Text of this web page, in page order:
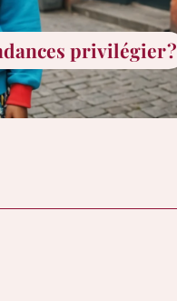
privilégier ?